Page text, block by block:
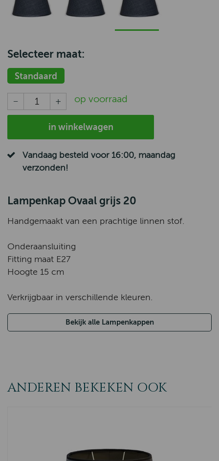
Selecteer maat:
Standaard
op voorraad
in winkelwagen
Vandaag besteld voor 16:00, maandag
verzonden!
Lampenkap Ovaal grijs 20
Handgemaakt van een prachtige linnen stof.
Onderaansluiting
Fitting maat E27
Hoogte 15 cm
Verkrijgbaar in verschillende kleuren.
Bekijk alle Lampenkappen
ANDEREN BEKEKEN OOK